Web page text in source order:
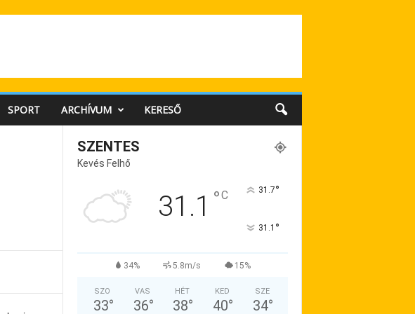
SPORT ARCHÍVUM KERESŐ
SZENTES
Kevés Felhő
31.1 °C 31.7°
31.1 °
34% 5.8m/s 15%
SZO
33°
VAS
36°
HÉT
38°
KED
40°
SZE
34°